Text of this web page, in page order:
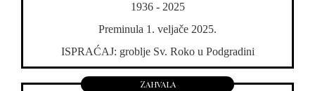
1936 - 2025
Preminula 1. veljače 2025.
ISPRAĆAJ: groblje Sv. Roko u Podgradini
Zahvala